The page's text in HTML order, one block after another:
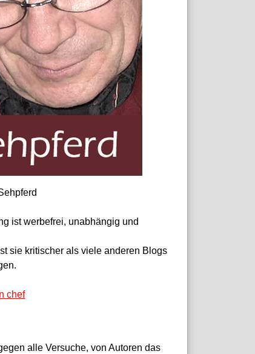
ist werbefrei, unabhängig und
sie kritischer als viele anderen Blogs
chef
alle Versuche, von Autoren das